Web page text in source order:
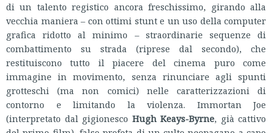
di un talento registico ancora freschissimo, girando alla
vecchia maniera – con ottimi stunt e un uso della computer
grafica ridotto al minimo – straordinarie sequenze di
combattimento su strada (riprese dal secondo), che
restituiscono tutto il piacere del cinema puro come
immagine in movimento, senza rinunciare agli spunti
grotteschi (ma non comici) nelle caratterizzazioni di
contorno e limitando la violenza. Immortan Joe
(interpretato dal gigionesco Hugh Keays-Byrne, già cattivo